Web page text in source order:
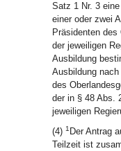
Satz 1 Nr. 3
einer oder zwei
Präsidenten
der jeweiligen
Ausbildung
Ausbildung
des
der in § 48 Abs.
jeweiligen
(4) 1 Der Antrag
Teilzeit ist